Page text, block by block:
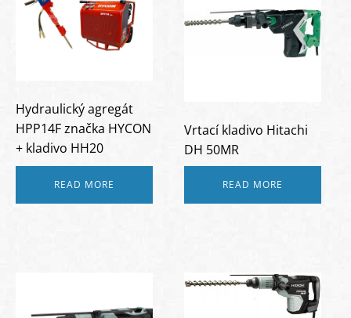
Hydraulický agregát
HPP14F značka HYCON
+ kladivo HH20
READ MORE
Vrtací kladivo Hitachi
DH 50MR
READ MORE